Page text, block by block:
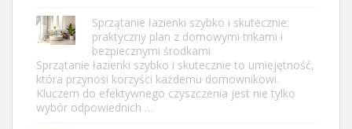
Sprzątanie łazienki szybko i skutecznie:
praktyczny plan z domowymi trikami i
bezpiecznymi środkami
Sprzątanie łazienki szybko i skutecznie to umiejętność,
która przynosi korzyści każdemu domownikowi.
Kluczem do efektywnego czyszczenia jest nie tylko
wybór odpowiednich …